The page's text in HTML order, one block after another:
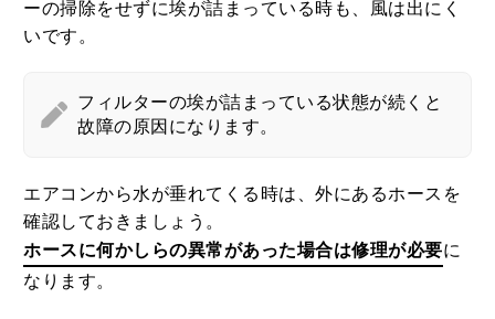
ーの掃除をせずに埃が詰まっている時も、風は出にく
いです。
フィルターの埃が詰まっている状態が続くと
故障の原因になります。
エアコンから水が垂れてくる時は、外にあるホースを
確認しておきましょう。
ホースに何かしらの異常があった場合は修理が必要に
なります。